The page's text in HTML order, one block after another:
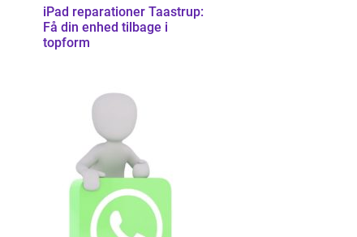
iPad reparationer Taastrup:
Få din enhed tilbage i
topform